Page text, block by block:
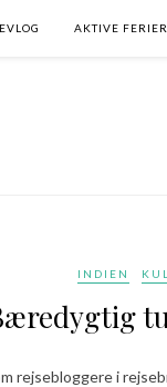
AKTIVE FERIER
INDIEN
rejsebloggere i